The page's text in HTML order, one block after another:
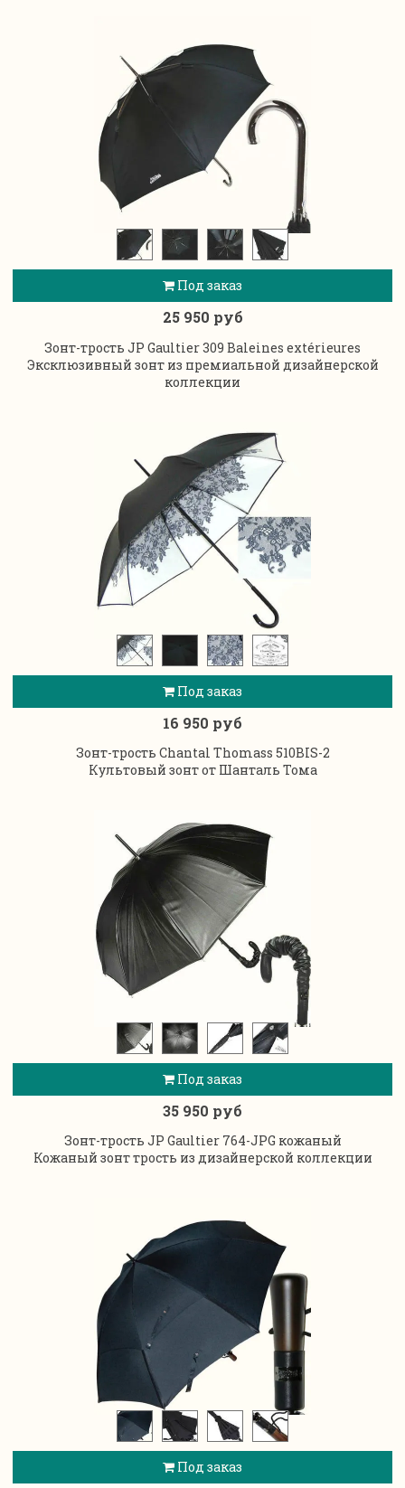
Под заказ
25 950 руб
Зонт-трость JP Gaultier 309 Baleines extérieures
Эксклюзивный зонт из премиальной дизайнерской
коллекции
Под заказ
16 950 руб
Зонт-трость Chantal Thomass 510BIS-2
Культовый зонт от Шанталь Тома
Под заказ
35 950 руб
Зонт-трость JP Gaultier 764-JPG кожаный
Кожаный зонт трость из дизайнерской коллекции
Под заказ